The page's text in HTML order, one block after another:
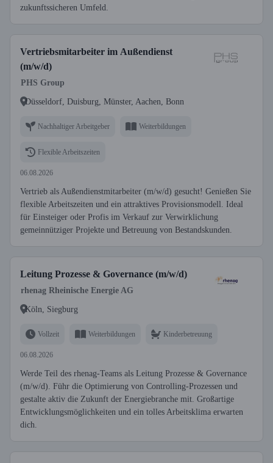
zukunftssicheren Umfeld.
Vertriebsmitarbeiter im Außendienst
(m/w/d)
PHS Group
Düsseldorf, Duisburg, Münster, Aachen, Bonn
Nachhaltiger Arbeitgeber Weiterbildungen
Flexible Arbeitszeiten
06.08.2026
Vertrieb als Außendienstmitarbeiter (m/w/d) gesucht! Genießen Sie
flexible Arbeitszeiten und ein attraktives Provisionsmodell. Ideal
für Einsteiger oder Profis im Verkauf zur Verwirklichung
gemeinnütziger Projekte und Betreuung von Bestandskunden.
Leitung Prozesse & Governance (m/w/d)
rhenag Rheinische Energie AG
Köln, Siegburg
Vollzeit Weiterbildungen Kinderbetreuung
06.08.2026
Werde Teil des rhenag-Teams als Leitung Prozesse & Governance
(m/w/d). Führ die Optimierung von Controlling-Prozessen und
gestalte aktiv die Zukunft der Energiebranche mit. Großartige
Entwicklungsmöglichkeiten und ein tolles Arbeitsklima erwarten
dich.